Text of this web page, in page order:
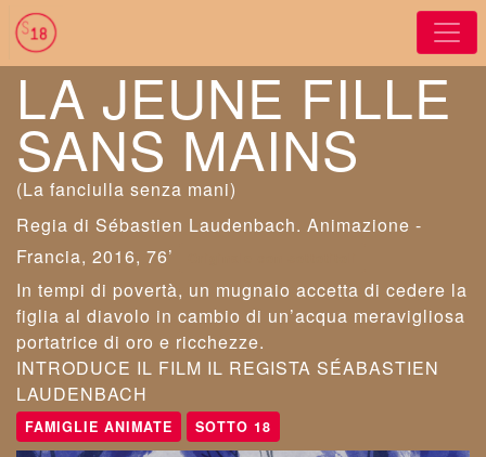
LA JEUNE FILLE
SANS MAINS
(La fanciulla senza mani)
Sébastien Laudenbach. Animazione -
Francia, 2016, 76’
In tempi di povertà, un mugnaio accetta di cedere la
figlia al diavolo in cambio di un’acqua meravigliosa
portatrice di oro e ricchezze.
INTRODUCE IL FILM IL REGISTA SÉABASTIEN
LAUDENBACH
FAMIGLIE ANIMATE SOTTO 18